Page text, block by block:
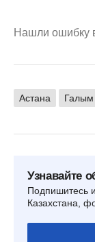
Нашли ошибку
Астана
Узнавайте
Подпишитесь
Казахстана,